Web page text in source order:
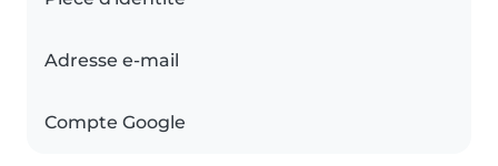
Adresse e-mail
Compte Google